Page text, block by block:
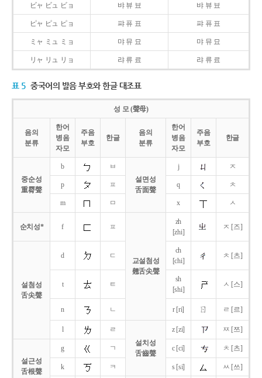
ビャ ビュ ビョ 뱌 뷰 뵤 뱌 뷰 뵤
ピャ ピュ ピョ 퍄 퓨 표 퍄 퓨 표
ミャ ミュ ミョ 먀 뮤 묘 먀 뮤 묘
リャ リュ リョ 랴 류 료 랴 류 료
표 5 중국어의 발음 부호와 한글 대조표
성 모 (聲母)
음의
분류
한어
병음
자모
주음
부호
한글
음의
분류
한어
병음
자모
주음
부호
한글
중순성
重脣聲
b
ㅂ
설면성
舌面聲
j ㅈ
p ㅍ q ㅊ
m ㅁ x ㅅ
순치성* f ㅍ
교설첨성
翹舌尖聲
zh
[zhi]
ㅈ [즈]
설첨성
舌尖聲
d ㄷ
ch
[chi]
ㅊ [츠]
t ㅌ
sh
[shi]
ㅅ [스]
n ㄴ r [ri] ㄖ ㄹ [르]
l
ㄹ
설치성
舌齒聲
z [zi] ㅉ [쯔]
설근성
舌根聲
g ㄱ c [ci] ㅊ [츠]
k ㅋ s [si] ㅆ [쓰]